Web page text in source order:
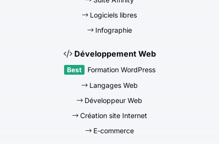
Logiciels libres
Infographie
Développement Web
Formation WordPress
Langages Web
Développeur Web
Création site Internet
E-commerce